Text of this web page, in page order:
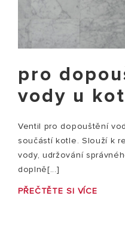
pro
vody u
Ventil pro dopouštění
součástí kotle. Slouží k
vody, udržování
doplně[...]
PŘEČTĚTE SI VÍCE